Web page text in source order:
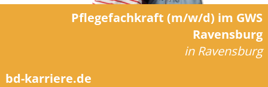
bd-karriere.de
Pflegefachkraft (m/w/d) im GWS
Ravensburg
in Ravensburg